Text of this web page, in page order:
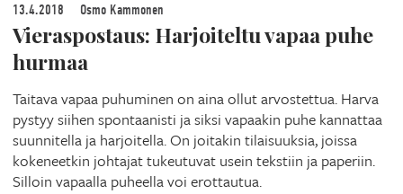
13.4.2018 Osmo Kammonen
Vieraspostaus: Harjoiteltu vapaa puhe
hurmaa
Taitava vapaa puhuminen on aina ollut arvostettua. Harva
pystyy siihen spontaanisti ja siksi vapaakin puhe kannattaa
suunnitella ja harjoitella. On joitakin tilaisuuksia, joissa
kokeneetkin johtajat tukeutuvat usein tekstiin ja paperiin.
Silloin vapaalla puheella voi erottautua.